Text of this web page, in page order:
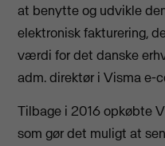
at benytte og udvikle
elektronisk fakturering,
værdi for det danske
adm. direktør i Visma e-
Tilbage i 2016 opkøbte
som gør det muligt at